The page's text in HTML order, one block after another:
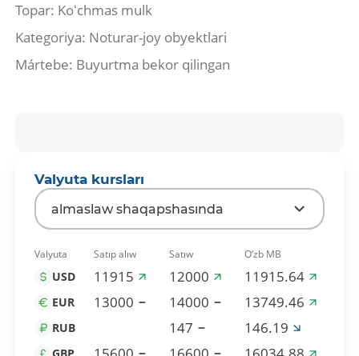
Topar: Koʻchmas mulk
Kategoriya: Noturar-joy obyektlari
Mártebe: Buyurtma bekor qilingan
Valyuta kursları
almaslaw shaqapshasında
Valyuta Satıp alıw Satıw O‘zb MB
USD 11915 12000 11915.64
EUR 13000 14000 13749.46
RUB 147 146.19